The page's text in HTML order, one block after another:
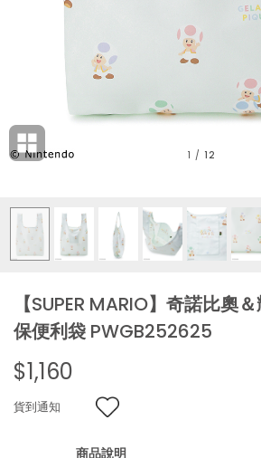
1 / 12
【SUPER MARIO】奇諾比奧
保便利袋 PWGB252625
$1,160
貨到通知
商品說明